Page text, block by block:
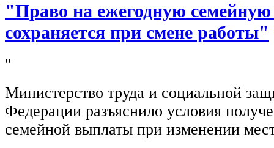
"Право на ежегодную
сохраняется при смене работы"
"
Министерство труда и социальной
Федерации разъяснило условия
семейной выплаты при изменении